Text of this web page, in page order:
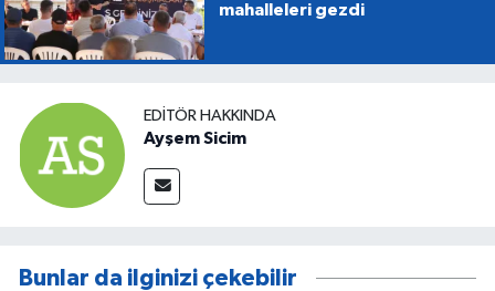
mahalleleri gezdi
EDITÖR HAKKINDA
Ayşem Sicim
Bunlar da ilginizi çekebilir